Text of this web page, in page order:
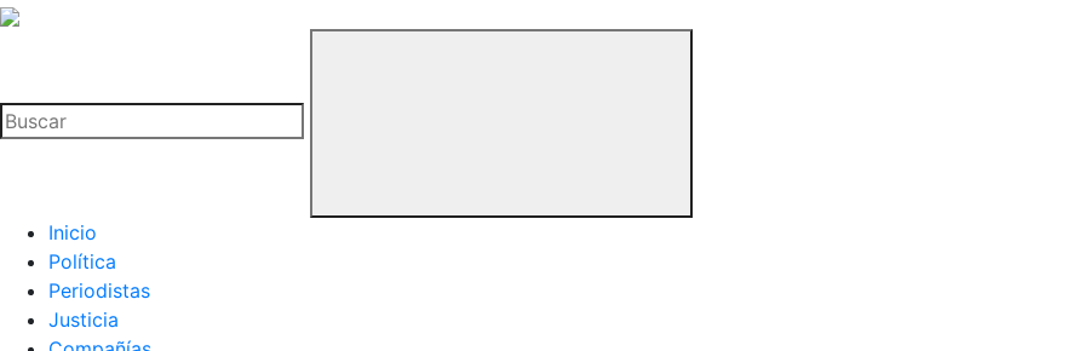
La
Buitre
Inicio
Política
Periodistas
Justicia